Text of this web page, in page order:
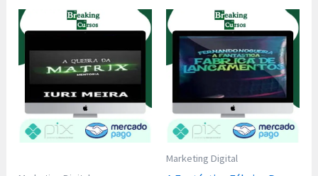
Marketing Digital